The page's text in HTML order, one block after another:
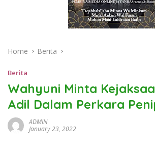
Home Berita
Berita
Wahyuni Minta
Adil Dalam Perkara
ADMIN
January 23, 2022